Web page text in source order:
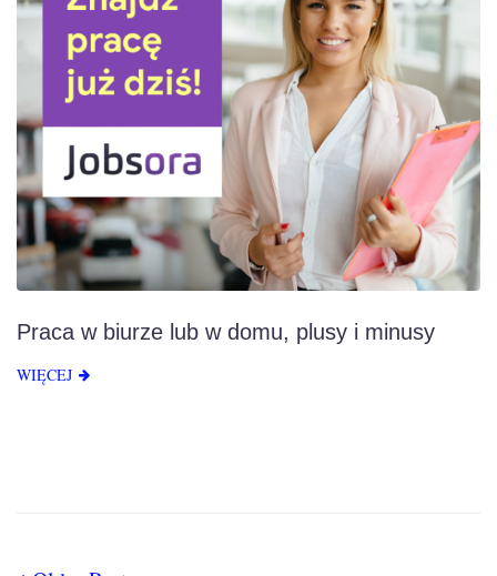
Praca w biurze lub w domu, plusy i minusy
WIĘCEJ